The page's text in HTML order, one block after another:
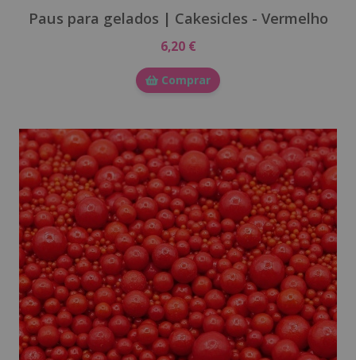
Paus para gelados | Cakesicles - Vermelho
6,20 €
Comprar